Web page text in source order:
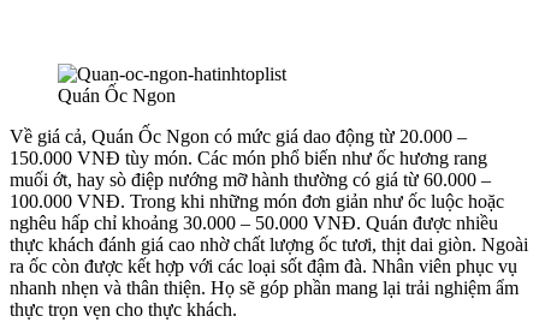
Quán Ốc Ngon
Về giá cả, Quán Ốc Ngon có mức giá dao động từ 20.000 –
150.000 VNĐ tùy món. Các món phổ biến như ốc hương rang
muối ớt, hay sò điệp nướng mỡ hành thường có giá từ 60.000 –
100.000 VNĐ. Trong khi những món đơn giản như ốc luộc hoặc
nghêu hấp chỉ khoảng 30.000 – 50.000 VNĐ. Quán được nhiều
thực khách đánh giá cao nhờ chất lượng ốc tươi, thịt dai giòn. Ngoài
ra ốc còn được kết hợp với các loại sốt đậm đà. Nhân viên phục vụ
nhanh nhẹn và thân thiện. Họ sẽ góp phần mang lại trải nghiệm ẩm
thực trọn vẹn cho thực khách.